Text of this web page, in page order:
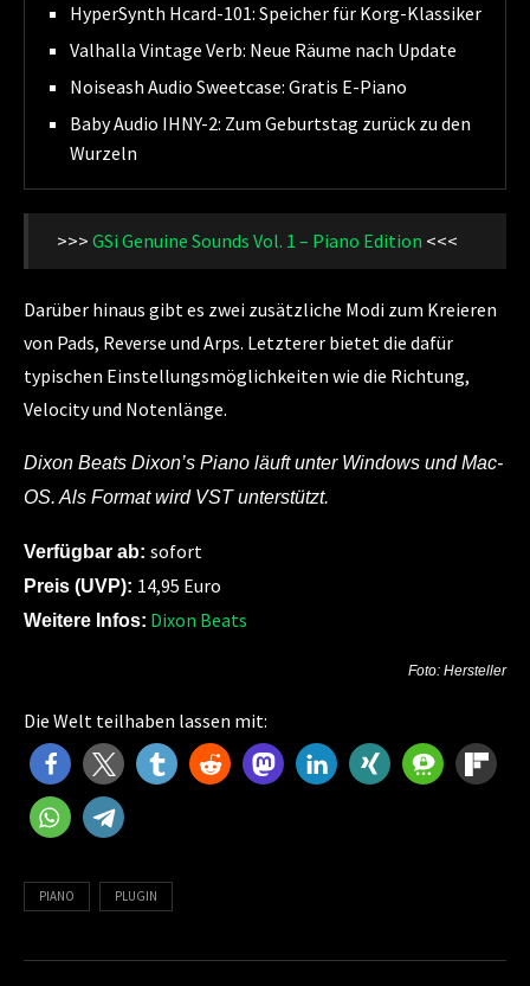
HyperSynth Hcard-101: Speicher für Korg-Klassiker
Valhalla Vintage Verb: Neue Räume nach Update
Noiseash Audio Sweetcase: Gratis E-Piano
Baby Audio IHNY-2: Zum Geburtstag zurück zu den
Wurzeln
>>> GSi Genuine Sounds Vol. 1 – Piano Edition <<<
Darüber hinaus gibt es zwei zusätzliche Modi zum Kreieren
von Pads, Reverse und Arps. Letzterer bietet die dafür
typischen Einstellungsmöglichkeiten wie die Richtung,
Velocity und Notenlänge.
Dixon Beats Dixon’s Piano läuft unter Windows und Mac-
OS. Als Format wird VST unterstützt.
Verfügbar ab: sofort
Preis (UVP): 14,95 Euro
Weitere Infos: Dixon Beats
Foto: Hersteller
Die Welt teilhaben lassen mit:
PIANO PLUGIN